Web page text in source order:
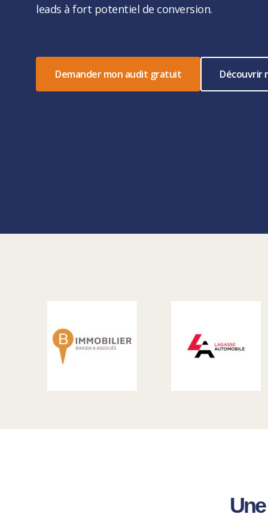
leads à fort potentiel de conversion.
Demander mon audit gratuit Découvrir